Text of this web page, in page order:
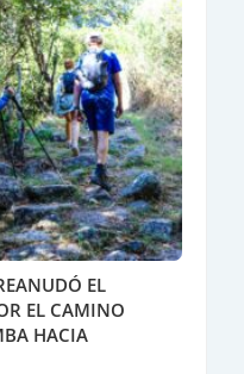
EL
EL CAMINO
HACIA